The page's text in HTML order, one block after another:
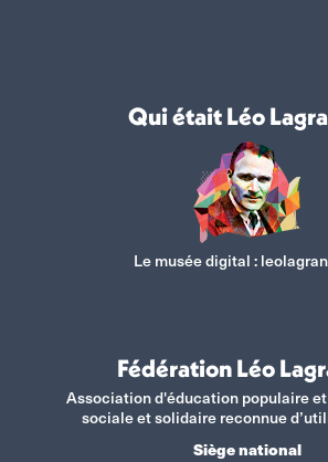
Qui était Léo
Le musée digital :
Fédération Léo
Association d'éducation populaire
sociale et solidaire reconnue
Siège national